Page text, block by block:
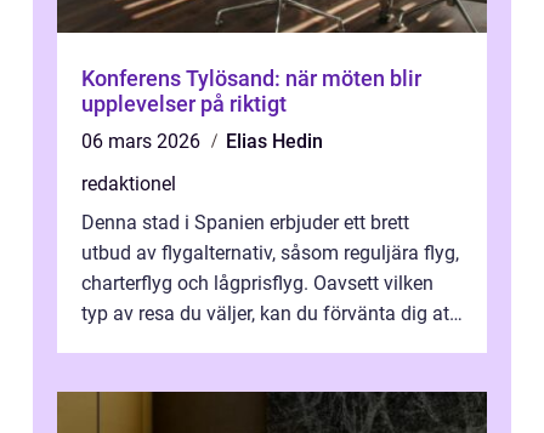
Konferens Tylösand: när möten blir
upplevelser på riktigt
06 mars 2026
Elias Hedin
redaktionel
Denna stad i Spanien erbjuder ett brett
utbud av flygalternativ, såsom reguljära flyg,
charterflyg och lågprisflyg. Oavsett vilken
typ av resa du väljer, kan du förvänta dig att